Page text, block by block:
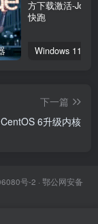
下一篇
6升级内核
号-2 · 鄂公网安备